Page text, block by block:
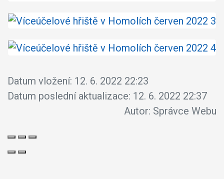
Datum vložení: 12. 6. 2022 22:23
Datum poslední aktualizace: 12. 6. 2022 22:37
Autor: Správce Webu